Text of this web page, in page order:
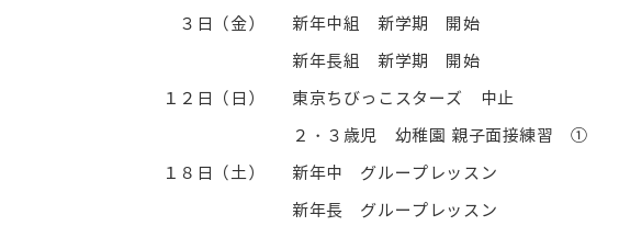
３日（金）
新年中組 新学期 開始
新年長組 新学期 開始
１２日（日）
東京ちびっこスターズ 中止
２・３歳児 幼稚園 親子面接練習 ①
１８日（土）
新年中 グループレッスン
新年長 グループレッスン